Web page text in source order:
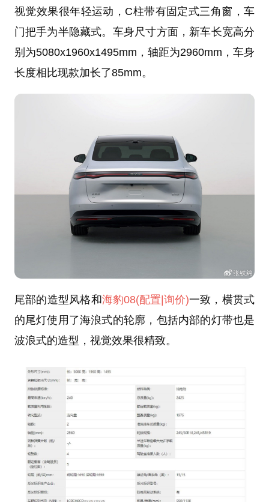
视觉效果很年轻运动，C柱带有固定式三角窗，车
门把手为半隐藏式。车身尺寸方面，新车长宽高分
别为5080x1960x1495mm，轴距为2960mm，车身
长度相比现款加长了85mm。
尾部的造型风格和海豹08(配置|询价)一致，横贯式
的尾灯使用了海浪式的轮廓，包括内部的灯带也是
波浪式的造型，视觉效果很精致。